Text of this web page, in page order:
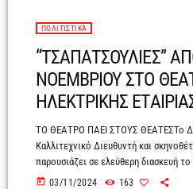
ΠΟΛΙΤΙΣΤΙΚΆ
“ΤΣΑΠΑΤΣΟΥΛΙΕΣ”
ΝΟΕΜΒΡΙΟΥ ΣΤΟ
ΗΛΕΚΤΡΙΚΗΣ
ΤΟ ΘΕΑΤΡΟ ΠΑΕΙ ΣΤΟΥΣ ΘΕΑΤΕΣΤο
Καλλιτεχνικό Διευθυντή και
παρουσιάζει σε ελεύθερη διασκευή
Θωμά Κοροβίνη.« ΤΣΑΠΑΤΣΟΥΛΙΕΣ
today 03/11/2024 163